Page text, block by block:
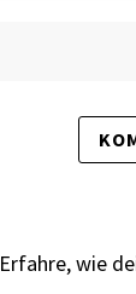
Erfahre, wie